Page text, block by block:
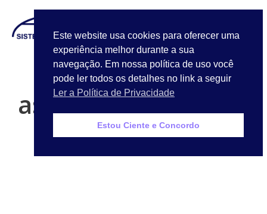
asdbrancoico
Este website usa cookies para oferecer uma
experiência melhor durante a sua
navegação. Em nossa política de uso você
pode ler todos os detalhes no link a seguir
Ler a Política de Privacidade
Estou Ciente e Concordo